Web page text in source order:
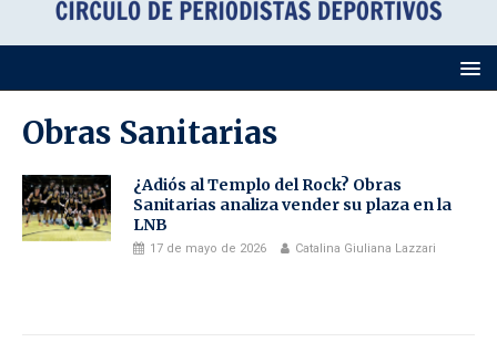
Obras Sanitarias
¿Adiós al Templo del Rock? Obras
Sanitarias analiza vender su plaza en la
LNB
17 de mayo de 2026 Catalina Giuliana Lazzari